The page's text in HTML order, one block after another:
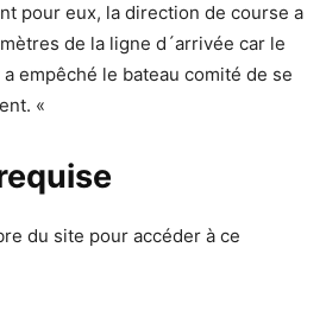
pour eux, la direction de course a
de la ligne d´arrivée car le
empêché le bateau comité de se
«
du site pour accéder à ce